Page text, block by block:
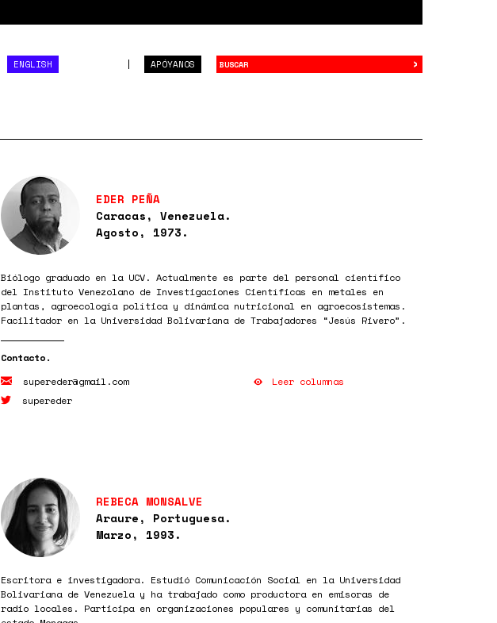
APÓYANOS
ENGLISH ›
EDER PEÑA
Caracas, Venezuela.
Agosto, 1973.
Biólogo graduado en la UCV. Actualmente es parte del personal científico
del Instituto Venezolano de Investigaciones Científicas en metales en
plantas, agroecología política y dinámica nutricional en agroecosistemas.
Facilitador en la Universidad Bolivariana de Trabajadores “Jesús Rivero”.
supereder@gmail.com
supereder
Leer columnas
REBECA MONSALVE
Araure, Portuguesa.
Marzo, 1993.
Escritora e investigadora. Estudió Comunicación Social en la Universidad
Bolivariana de Venezuela y ha trabajado como productora en emisoras de
radio locales. Participa en organizaciones populares y comunitarias del